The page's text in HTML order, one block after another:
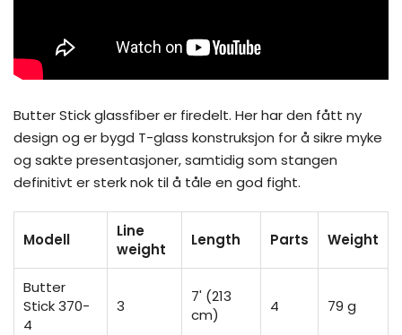
Butter Stick glassfiber er firedelt. Her har den fått ny
design og er bygd T-glass konstruksjon for å sikre myke
og sakte presentasjoner, samtidig som stangen
definitivt er sterk nok til å tåle en god fight.
Modell
Line
weight
Length Parts Weight
Butter
Stick 370-
4
3
7' (213
cm)
4 79 g